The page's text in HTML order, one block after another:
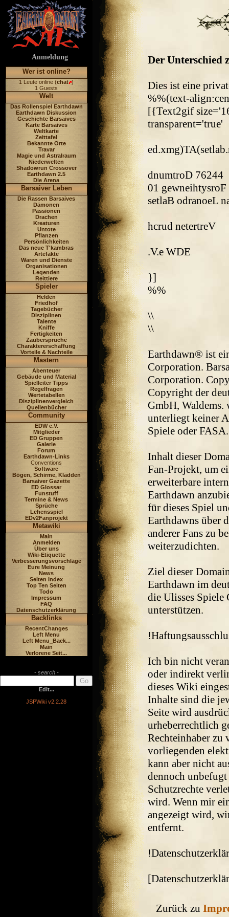
Anmeldung
Wer ist online?
1 Leute online (chat )
1 Guests
Welt
Das Rollenspiel Earthdawn
Earthdawn Diskussion
Geschichte Barsaives
Karte Barsaives
Weltkarte
Zeittafel
Bekannte Orte
Travar
Magie und Astralraum
Niederwelten
Shadowrun Crossover
Earthdawn 2.5
Die Arena
Barsaiver Leben
Die Rassen Barsaives
Dämonen
Passionen
Drachen
Kreaturen
Untote
Pflanzen
Persönlichkeiten
Das neue T'kambras
Artefakte
Waren und Dienste
Organisationen
Legenden
Reittiere
Spieler
Helden
Friedhof
Tagebücher
Disziplinen
Talente
Kniffe
Fertigkeiten
Zaubersprüche
Charaktererschaffung
Vorteile & Nachteile
Mastern
Abenteuer
Gebäude und Material
Spielleiter Tipps
Regelfragen
Wertetabellen
Disziplinenvergleich
Quellenbücher
Community
EDW e.V.
Mitglieder
ED Gruppen
Galerie
Forum
Earthdawn-Links
Conventions
Software
Bögen, Schirme, Kladden
Barsaiver Gazette
ED Glossar
Funstuff
Termine & News
Sprüche
Lehensspiel
EDv2Fanprojekt
Metawiki
Main
Anmelden
Über uns
Wiki-Etiquette
Verbesserungsvorschläge
Eure Meinung
News
Seiten Index
Top Ten Seiten
Todo
Impressum
FAQ
Datenschutzerklärung
Backlinks
RecentChanges
Left Menu
Left Menu_Back...
Main
Verlorene Seit...
- search -
Edit...
JSPWiki v2.2.28
Der Unterschied
Dies ist eine
%%(text-
[{Text2gif
transparent='true'
dnumtroD 76244
01 gewneihtysroF
setlaB odranoeL
hcrud netertreV
.V.e WDE
}]
%%
\\
\\
Earthdawn® ist
Corporation.
Corporation.
Copyright der
GmbH, Waldems.
unterliegt keiner
Spiele oder FASA.
Inhalt dieser
Fan-Projekt, um
erweiterbare
Earthdawn
für dieses Spiel
Earthdawns über
anderer Fans zu
weiterzudichten.
Ziel dieser
Earthdawn im
die Ulisses Spiele
unterstützen.
Ich bin nicht
oder indirekt
dieses Wiki
Inhalte sind die
Seite wird
urheberrechtlich
Rechteinhaber zu
vorliegenden
kann aber nicht
dennoch
Schutzrechte
wird. Wenn mir
angezeigt wird,
entfernt.
Zurück zu